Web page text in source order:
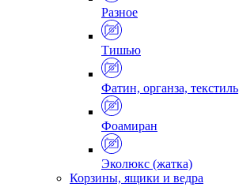
Разное
Тишью
Фатин, органза, текстиль
Фоамиран
Эколюкс (жатка)
Корзины, ящики и ведра